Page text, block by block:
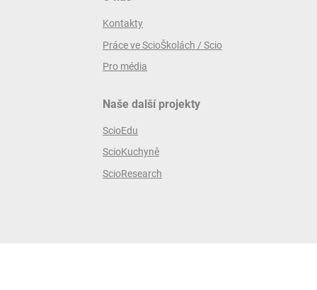
Kontakty
Práce ve ScioŠkolách / Scio
Pro média
Naše další projekty
ScioEdu
ScioKuchyně
ScioResearch